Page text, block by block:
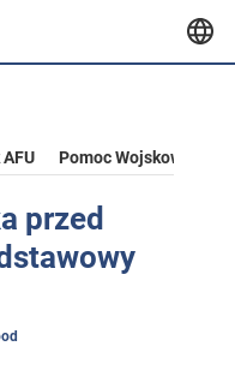
Pomoc Wojskowa Dla
przed